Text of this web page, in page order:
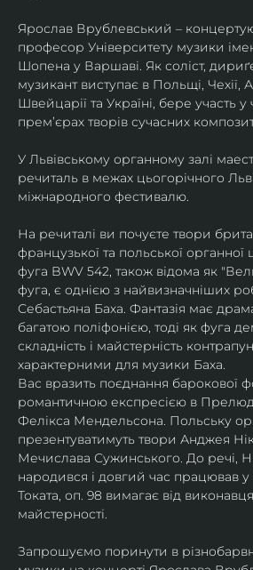
Ярослав Врублевський –
професор Університету музики
Шопена у Варшаві. Як соліст,
музикант виступає в Польщі, Чехії,
Швейцарії та Україні, бере участь
прем’єрах творів сучасних
У Львівському органному залі
речиталь в межах цьогорічного
міжнародного фестивалю.
На речиталі ви почуєте твори
французької та польської органної
фуга BWV 542, також відома як
фуга, є однією з найвизначніших
Себастьяна Баха. Фантазія має
багатою поліфонією, тоді як фуга
складність і майстерність
характерними для музики Баха.
Вас вразить поєднання барокової
романтичною експресією в
Фелікса Мендельсона. Польську
презентуватимуть твори Анджея
Мечислава Сужинського. До речі,
народився і довгий час працював у
Токата, оп. 98 вимагає від
майстерності.
Запрошуємо поринути в